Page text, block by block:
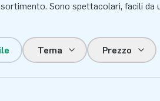
Sono spettacolari, facili da
Tema Prezzo